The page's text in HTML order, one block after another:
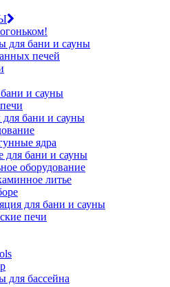
для бани и сауны
печей
и сауны
бани и сауны
ядра
для бани и сауны
оборудование
литье
для бани и сауны
печи
для бассейна